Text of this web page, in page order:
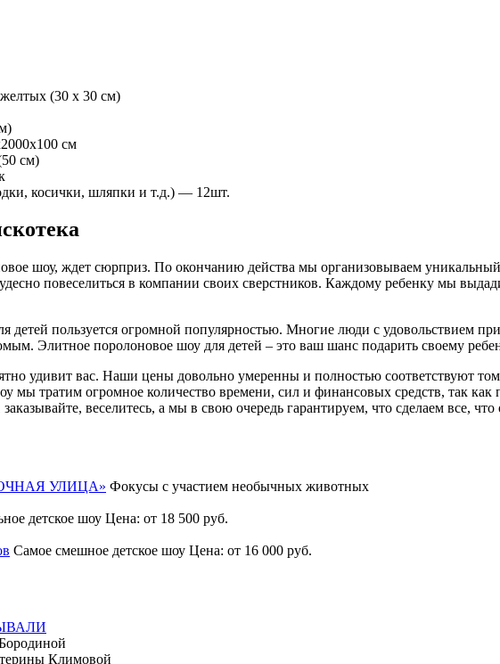
(30 х 30 см)
см
см)
косички, шляпки и т.д.) — 12шт.
шоу, ждет сюрприз. По окончанию действа мы организовываем
повеселиться в компании своих сверстников. Каждому ребенку мы
пользуется огромной популярностью. Многие люди с удовольствием
Элитное поролоновое шоу для детей – это ваш шанс подарить своему
удивит вас. Наши цены довольно умеренны и полностью соответствуют
мы тратим огромное количество времени, сил и финансовых средств, так
веселитесь, а мы в свою очередь гарантируем, что сделаем все,
УЛИЦА» Фокусы с участием необычных животных
детское шоу Цена: от 18 500 руб.
Самое смешное детское шоу Цена: от 16 000 руб.
Климовой